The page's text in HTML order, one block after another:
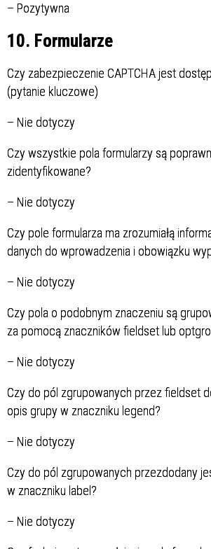
– Pozytywna
10. Formularze
Czy zabezpieczenie CAPTCHA jest
(pytanie kluczowe)
– Nie dotyczy
Czy wszystkie pola formularzy są
zidentyfikowane?
– Nie dotyczy
Czy pole formularza ma zrozumiałą
danych do wprowadzenia i obowiązku
– Nie dotyczy
Czy pola o podobnym znaczeniu są
za pomocą znaczników fieldset lub
– Nie dotyczy
Czy do pól zgrupowanych przez fieldset
opis grupy w znaczniku legend?
– Nie dotyczy
Czy do pól zgrupowanych przezdodany
w znaczniku label?
– Nie dotyczy